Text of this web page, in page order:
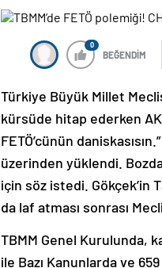
0
BEĞENDİM
Türkiye Büyük Millet
kürsüde hitap ederken AK
FETÖ’cünün
üzerinden yüklendi.
için söz istedi. Gökçek’in
da laf atması sonrası
TBMM Genel Kurulunda,
ile Bazı Kanunlarda ve